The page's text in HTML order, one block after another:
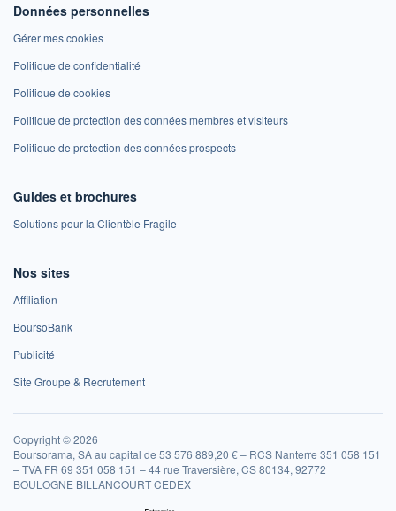
Données personnelles
Gérer mes cookies
Politique de confidentialité
Politique de cookies
Politique de protection des données membres et visiteurs
Politique de protection des données prospects
Guides et brochures
Solutions pour la Clientèle Fragile
Nos sites
Affiliation
BoursoBank
Publicité
Site Groupe & Recrutement
Copyright © 2026
Boursorama, SA au capital de 53 576 889,20 € – RCS Nanterre 351 058 151
– TVA FR 69 351 058 151 – 44 rue Traversière, CS 80134, 92772
BOULOGNE BILLANCOURT CEDEX